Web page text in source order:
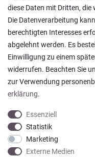
Ein einfach toller
sogar mit
Datum der
Datum der
922
diese Daten mit Dritten, die
Die Datenverarbeitung
berechtigten Interesses
abgelehnt werden. Es
Einwilligung zu einem
widerrufen. Beachten Sie
zur Verwendung
erklärung.
Essenziell
Statistik
Marketing
Externe Medien